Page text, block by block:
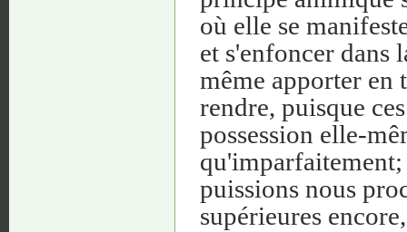
où elle se
et s'enfoncer dans
même apporter en
rendre, puisque
possession elle-
puissions nous
supérieures